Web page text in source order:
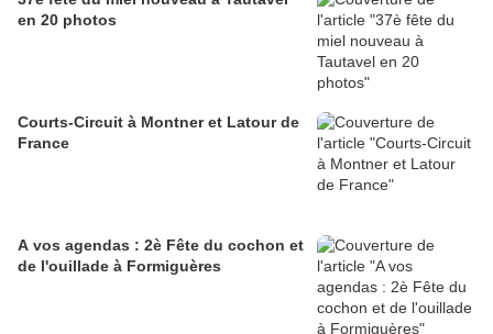
en 20 photos
Courts-Circuit à Montner et Latour de
France
A vos agendas : 2è Fête du cochon et
de l'ouillade à Formiguères